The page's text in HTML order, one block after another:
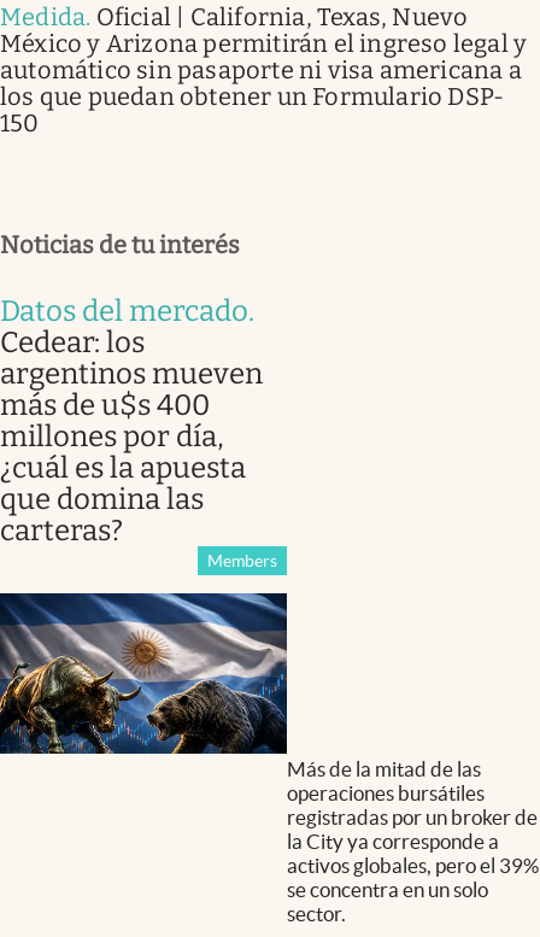
Medida. Oficial | California, Texas, Nuevo
México y Arizona permitirán el ingreso legal y
automático sin pasaporte ni visa americana a
los que puedan obtener un Formulario DSP-
150
Noticias de tu interés
Datos del mercado.
Cedear: los
argentinos mueven
más de u$s 400
millones por día,
¿cuál es la apuesta
que domina las
carteras?
Members
Más de la mitad de las
operaciones bursátiles
registradas por un broker de
la City ya corresponde a
activos globales, pero el 39%
se concentra en un solo
sector.